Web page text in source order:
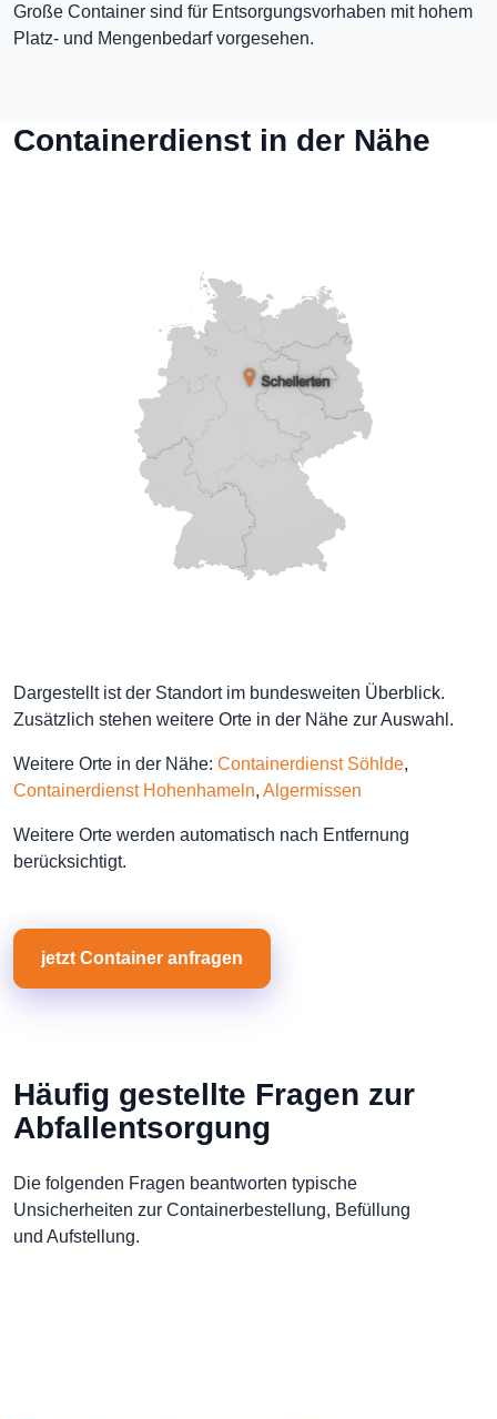
Große Container sind für Entsorgungsvorhaben mit hohem
Platz- und Mengenbedarf vorgesehen.
Containerdienst in der Nähe
Dargestellt ist der Standort im bundesweiten Überblick.
Zusätzlich stehen weitere Orte in der Nähe zur Auswahl.
Weitere Orte in der Nähe: Containerdienst Söhlde,
Containerdienst Hohenhameln, Algermissen
Weitere Orte werden automatisch nach Entfernung
berücksichtigt.
jetzt Container anfragen
Häufig gestellte Fragen zur
Abfallentsorgung
Die folgenden Fragen beantworten typische
Unsicherheiten zur Containerbestellung, Befüllung
und Aufstellung.